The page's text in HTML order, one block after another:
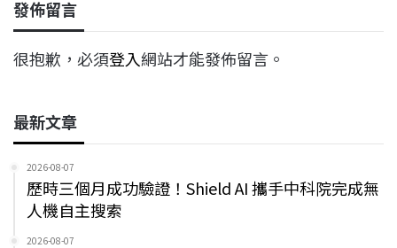
發佈留言
很抱歉，必須登入網站才能發佈留言。
最新文章
2026-08-07
歷時三個月成功驗證！Shield AI 攜手中科院完成無
人機自主搜索
2026-08-07